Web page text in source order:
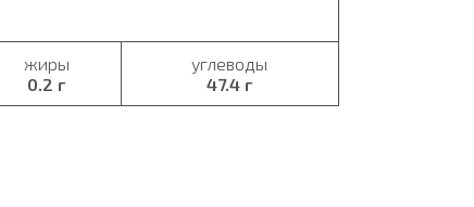
жиры
0.2 г
углеводы
47.4 г